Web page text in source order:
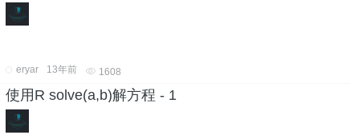
eryar
13年前 1608
使用R solve(a,b)解方程 - 1